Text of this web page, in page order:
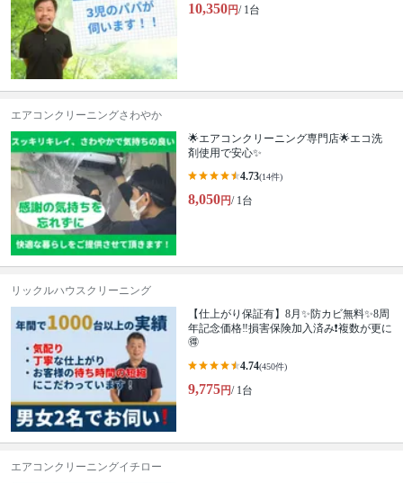
10,350円/ 1台
エアコンクリーニングさわやか
🌟エアコンクリーニング専門店🌟エコ洗
剤使用で安心✨
4.73(14件)
8,050円/ 1台
リックルハウスクリーニング
【仕上がり保証有】8月✨️防カビ無料✨️8周
年記念価格‼️損害保険加入済み❗️複数が更に
🉐
4.74(450件)
9,775円/ 1台
エアコンクリーニングイチロー